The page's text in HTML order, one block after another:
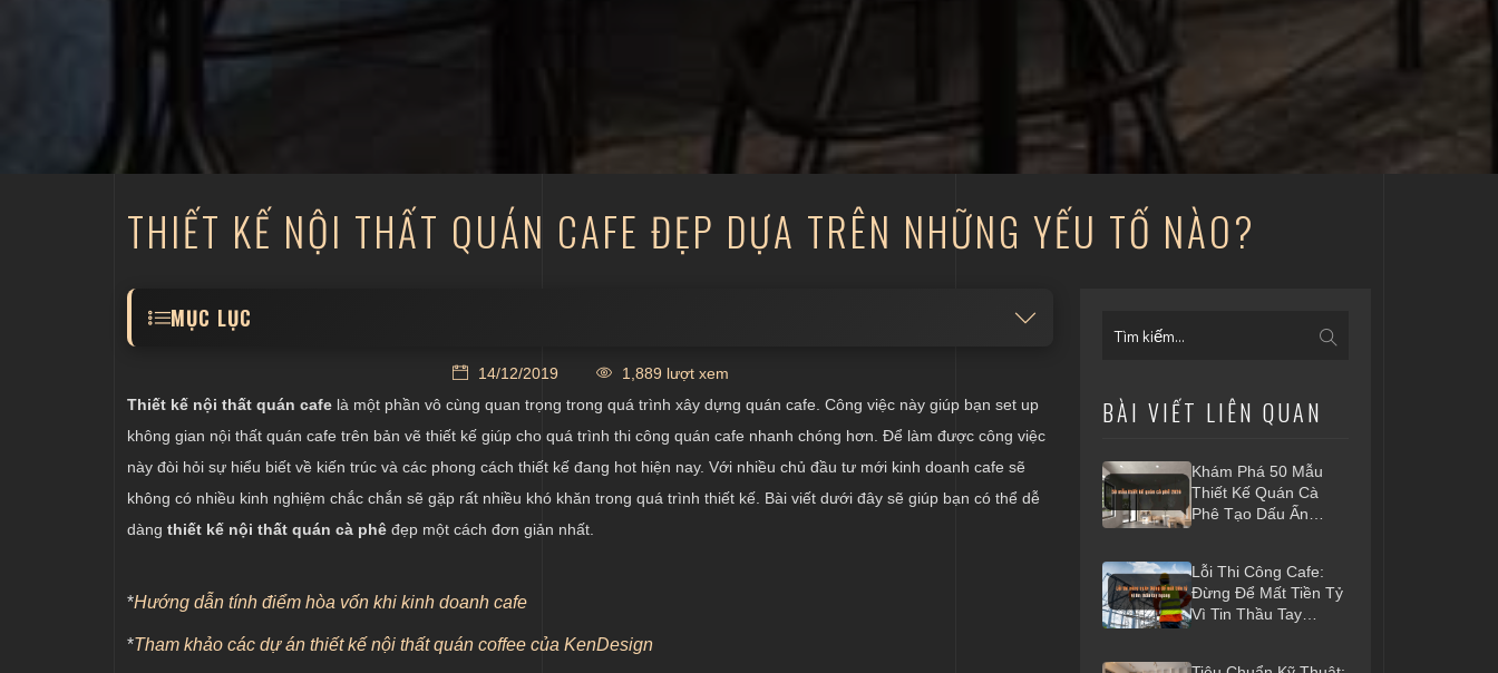
THIẾT KẾ NỘI THẤT QUÁN CAFE ĐẸP DỰA TRÊN NHỮNG YẾU TỐ NÀO?
MỤC LỤC
Thiết kế quán cafe dựa trên diện tích mặt bằng
Thiết kế nội thất quán cafe dựa trên phong cách thiết kế
Phụ thuộc vào người thiết kế quán cafe
14/12/2019
1,889 lượt xem
Thiết kế nội thất quán cafe là một phần vô cùng quan trọng trong quá trình xây dựng quán cafe. Công việc này giúp bạn set up
không gian nội thất quán cafe trên bản vẽ thiết kế giúp cho quá trình thi công quán cafe nhanh chóng hơn. Để làm được công việc
này đòi hỏi sự hiểu biết về kiến trúc và các phong cách thiết kế đang hot hiện nay. Với nhiều chủ đầu tư mới kinh doanh cafe sẽ
không có nhiều kinh nghiệm chắc chắn sẽ gặp rất nhiều khó khăn trong quá trình thiết kế. Bài viết dưới đây sẽ giúp bạn có thể dễ
dàng thiết kế nội thất quán cà phê đẹp một cách đơn giản nhất.
*Hướng dẫn tính điểm hòa vốn khi kinh doanh cafe
*Tham khảo các dự án thiết kế nội thất quán coffee của KenDesign
BÀI VIẾT LIÊN QUAN
Khám Phá 50 Mẫu
Thiết Kế Quán Cà
Phê Tạo Dấu Ấn
Lỗi Thi Công Cafe:
Đừng Để Mất Tiền Tỷ
Vì Tin Thầu Tay